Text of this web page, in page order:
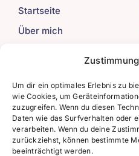
Um dir ein optimales Erlebnis zu
wie Cookies, um
zuzugreifen. Wenn du diesen
Daten wie das Surfverhalten oder
verarbeiten. Wenn du deine
zurückziehst, können bestimmte
beeinträchtigt werden.
Startseite
Über mich
Kontakt
+49 (0) 176 / 214 76
154